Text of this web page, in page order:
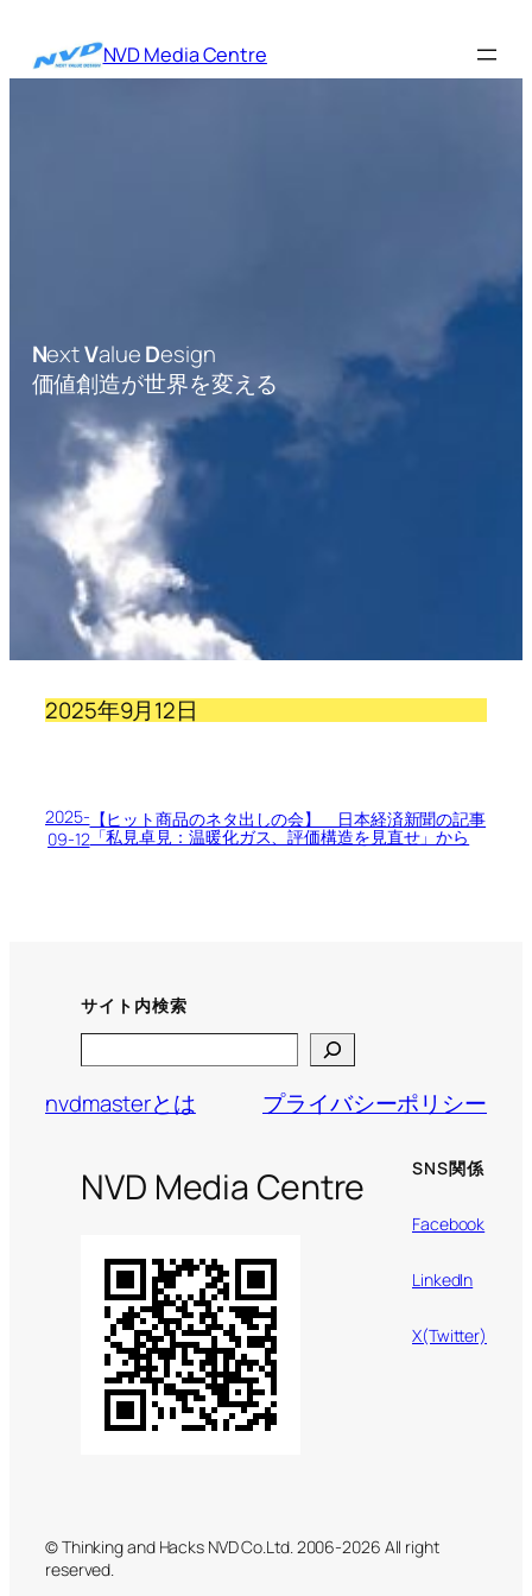
を
NVD Media Centre
NextValueDesign
価値創造が世界を変える
2025年9月12日
2025-
09-12
【ヒット商品のネタ出しの会】 日本経済新聞の記事
「私見卓見：温暖化ガス、評価構造を見直せ」から
サイト内検索
nvdmasterとは
プライバシーポリシー
NVD Media Centre SNS関係
Facebook
LinkedIn
X(Twitter)
© Thinking and Hacks NVD Co.Ltd. 2006-2026 All right
reserved.